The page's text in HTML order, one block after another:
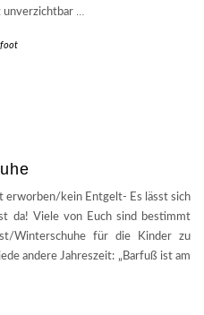
unverzichtbar …
erworben/kein Entgelt- Es lässt sich
da! Viele von Euch sind bestimmt
Winterschuhe für die Kinder zu
andere Jahreszeit: „Barfuß ist am